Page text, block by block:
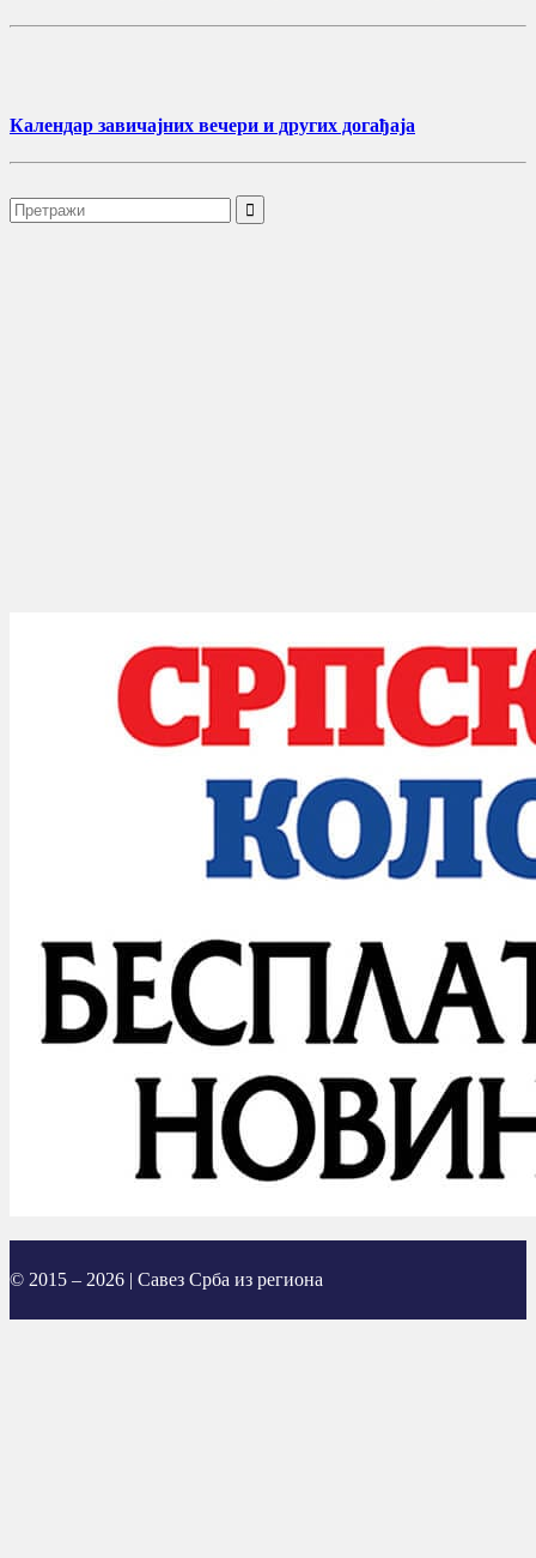
Календар завичајних вечери и других догађаја
© 2015 – 2026 | Савез Срба из региона